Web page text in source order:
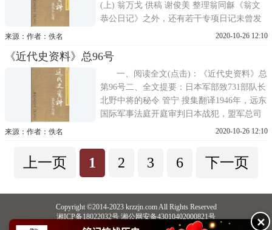
(上) 翁万戈 供稿 谢俊美 整理翁同龢《翁文
恭公日记》之外，还有若干专项日记未曾发
表，《随手记》即为其中之一。共四册，时
甲午战争的《马关条约》和三国干涉还辽，
日本割占台湾，以及当时清政府的对外交
来源：作者：佚名 2020-10-26 12:10
《近代史资料》总96号
一、阅读全文(点击)：《近代史资料》总
第96号二、全文提要：日本军部致731部队长
北野中将的秘令 管宁 搜集翻译1946年，远东
国际军事法庭开庭审判日本战犯，盟军总司
令部命令传讯日军731部队到庭作证。日本军
指示北野不得回国受审，并令其编造十条谎
言，抵赖进行细菌战罪行。此项密令原件
来源：作者：佚名 2020-10-26 12:10
上一页 1 2 3 6 下一页
Copyright ©2014-2023 krzzjn.com All Rights Reserved
湘ICP备18022032号 湘公网安备43010402000821号
中央网信办违法和不良信息举报中心
长沙市互联网违法和不良信息举报中心✕